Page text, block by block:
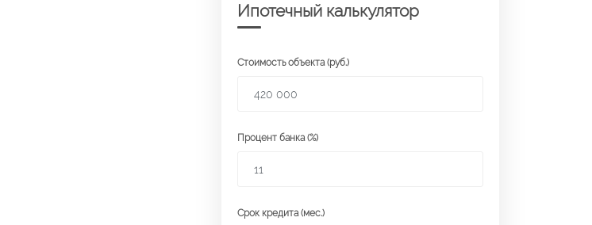
Ипотечный калькулятор
Стоимость объекта (руб.)
Процент банка (%)
Срок кредита (мес.)